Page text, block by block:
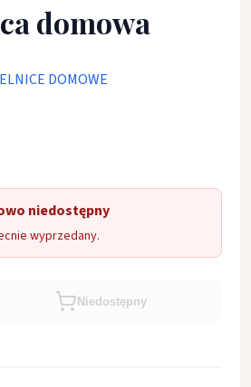
domowa
DOMOWE
niedostępny
wyprzedany.
Niedostępny